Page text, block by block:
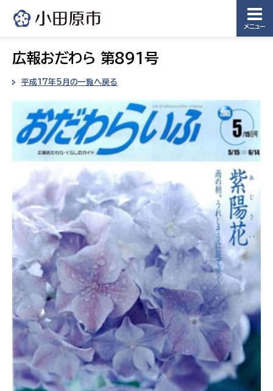
メニュー
広報おだわら 第891号
平成17年5月の一覧へ戻る